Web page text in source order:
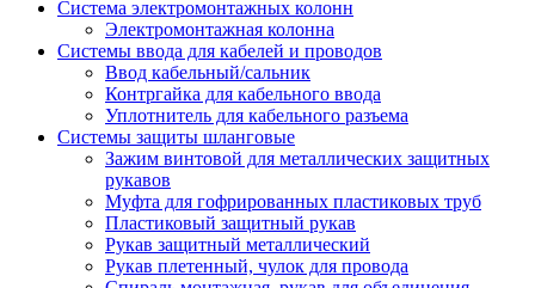
Система электромонтажных колонн
Электромонтажная колонна
Системы ввода для кабелей и проводов
Ввод кабельный/сальник
Контргайка для кабельного ввода
Уплотнитель для кабельного разъема
Системы защиты шланговые
Зажим винтовой для металлических защитных
рукавов
Муфта для гофрированных пластиковых труб
Пластиковый защитный рукав
Рукав защитный металлический
Рукав плетенный, чулок для провода